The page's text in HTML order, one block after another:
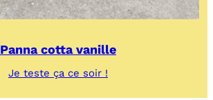
Panna cotta vanille
Je teste ça ce soir !
cotta